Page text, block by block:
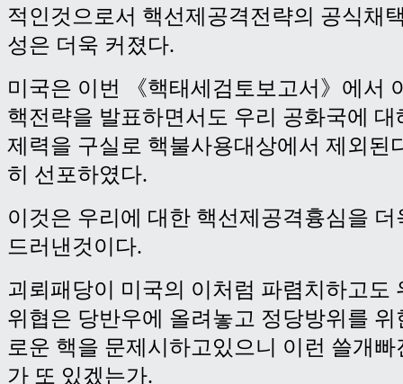
적인것으로서 핵선제공격전략의 공식채
성은 더욱 커졌다.
미국은 이번 《핵태세검토보고서》에서
핵전략을 발표하면서도 우리 공화국에
제력을 구실로 핵불사용대상에서 제외된
히 선포하였다.
이것은 우리에 대한 핵선제공격흉심을
드러낸것이다.
괴뢰패당이 미국의 이처럼 파렴치하고도
위협은 당반우에 올려놓고 정당방위를
로운 핵을 문제시하고있으니 이런 쓸개
가 또 있겠는가.